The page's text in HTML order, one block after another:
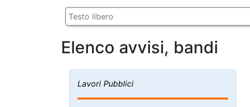
Elenco avvisi, bandi
Lavori Pubblici